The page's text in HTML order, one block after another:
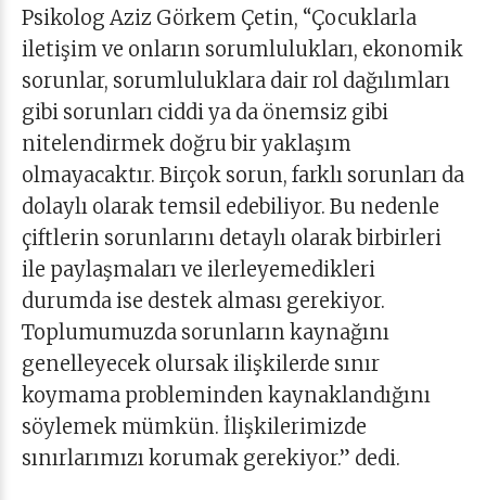
Psikolog Aziz Görkem Çetin, “Çocuklarla
iletişim ve onların sorumlulukları, ekonomik
sorunlar, sorumluluklara dair rol dağılımları
gibi sorunları ciddi ya da önemsiz gibi
nitelendirmek doğru bir yaklaşım
olmayacaktır. Birçok sorun, farklı sorunları da
dolaylı olarak temsil edebiliyor. Bu nedenle
çiftlerin sorunlarını detaylı olarak birbirleri
ile paylaşmaları ve ilerleyemedikleri
durumda ise destek alması gerekiyor.
Toplumumuzda sorunların kaynağını
genelleyecek olursak ilişkilerde sınır
koymama probleminden kaynaklandığını
söylemek mümkün. İlişkilerimizde
sınırlarımızı korumak gerekiyor.” dedi.